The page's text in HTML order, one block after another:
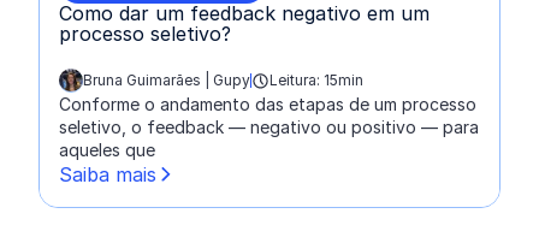
Como dar um feedback negativo em um
processo seletivo?
escrito por:
Bruna Guimarães | Gupy Leitura: 15min
Conforme o andamento das etapas de um processo
seletivo, o feedback — negativo ou positivo — para
aqueles que
Saiba mais